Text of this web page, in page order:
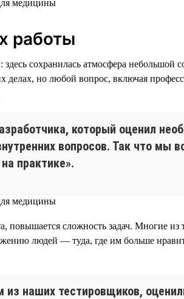
работы
сохранилась атмосфера небольшой
но любой вопрос, включая
который оценил
вопросов. Так что мы
практике».
повышается сложность задач. Многие
людей — туда, где им больше
наших тестировщиков,